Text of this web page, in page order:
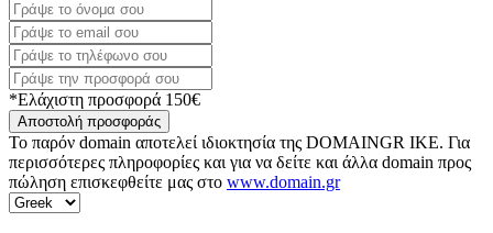
*Ελάχιστη προσφορά 150€
Αποστολή προσφοράς
Το παρόν domain αποτελεί ιδιοκτησία της DOMAINGR ΙΚΕ. Για
περισσότερες πληροφορίες και για να δείτε και άλλα domain προς
πώληση επισκεφθείτε μας στο www.domain.gr